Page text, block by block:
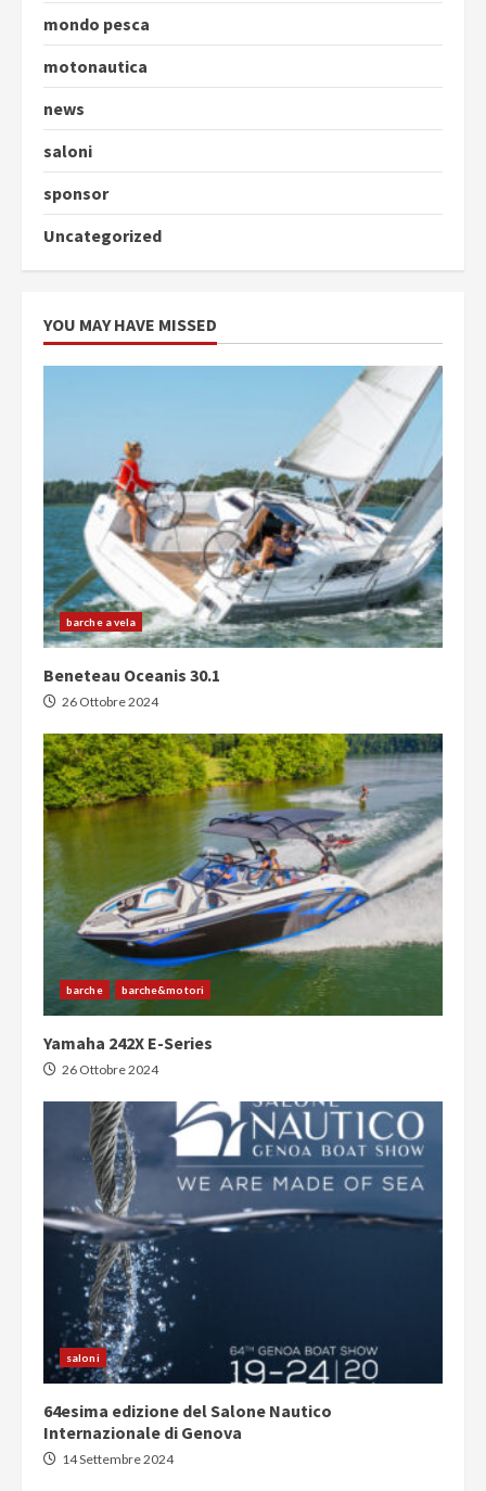
mondo pesca
motonautica
news
saloni
sponsor
Uncategorized
YOU MAY HAVE MISSED
barche a vela
Beneteau Oceanis 30.1
26 Ottobre 2024
barche barche&motori
Yamaha 242X E-Series
26 Ottobre 2024
saloni
64esima edizione del Salone Nautico
Internazionale di Genova
14 Settembre 2024